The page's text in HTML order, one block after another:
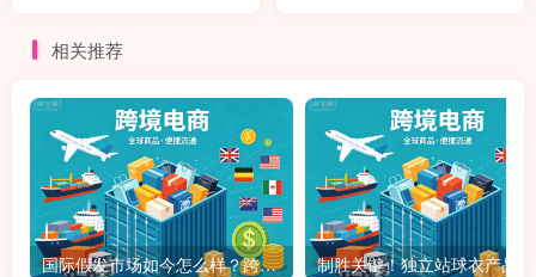
相关推荐
国际假发市场如今怎么样？跨境独立站如何做假发？